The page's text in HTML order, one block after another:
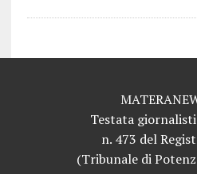
Testata
n. 473 del
(Tribunale di